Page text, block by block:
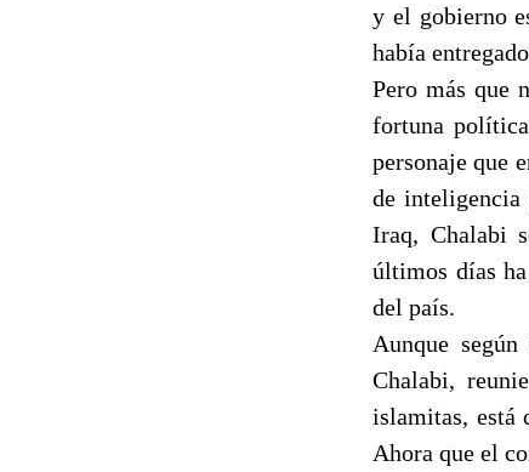
y el gobierno
había
Pero más que
fortuna
personaje que
de inteligencia
Iraq, Chalabi
últimos días
del país.
Aunque
Chalabi,
islamitas, está
Ahora que el